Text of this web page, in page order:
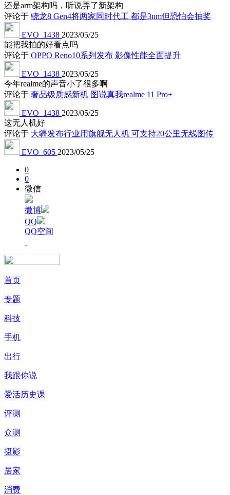
还是arm架构吗，听说弄了新架构
评论于 骁龙8 Gen4将两家同时代工 都是3nm但恐怕会抽奖
EVO_1438 2023/05/25
能把我拍的好看点吗
评论于 OPPO Reno10系列发布 影像性能全面提升
EVO_1438 2023/05/25
今年realme的声音小了很多啊
评论于 奢品级质感新机 图说真我realme 11 Pro+
EVO_1438 2023/05/25
这无人机好
评论于 大疆发布行业用旗舰无人机 可支持20公里无线图传
EVO_605 2023/05/25
0
0
微信
微博
QQ
QQ空间
首页
专题
科技
手机
出行
我跟你说
爱活历史课
评测
众测
摄影
居家
消费